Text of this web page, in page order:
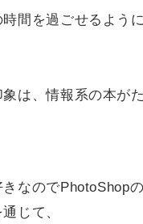
間を過ごせるよう
は、情報系の本が
なのでPhotoShop
じて、